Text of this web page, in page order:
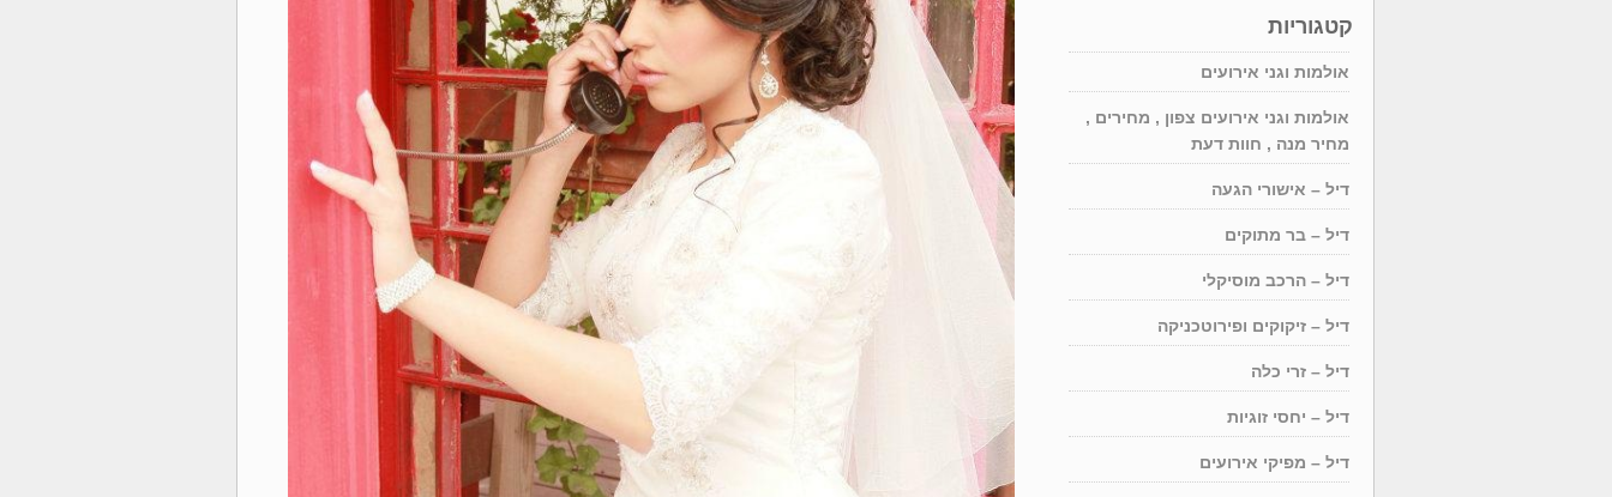
קטגוריות
אולמות וגני אירועים
אולמות וגני אירועים צפון , מחירים ,
מחיר מנה , חוות דעת
דיל – אישורי הגעה
דיל – בר מתוקים
דיל – הרכב מוסיקלי
דיל – זיקוקים ופירוטכניקה
דיל – זרי כלה
דיל – יחסי זוגיות
דיל – מפיקי אירועים